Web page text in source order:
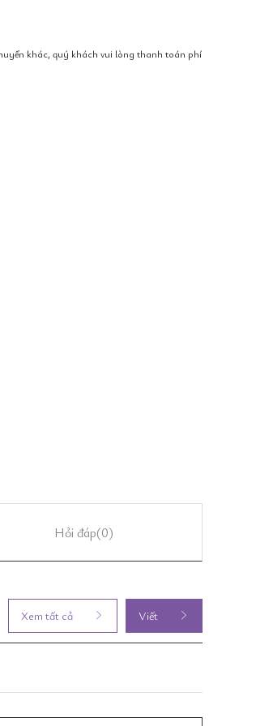
khác, quý khách vui lòng thanh toán phí
Hỏi đáp(0)
Xem tất cả Viết